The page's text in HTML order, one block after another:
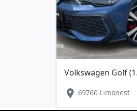
location_on69760 Limonest